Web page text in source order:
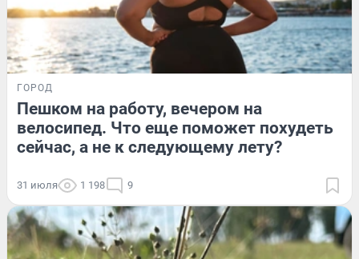
ГОРОД
Пешком на работу, вечером на
велосипед. Что еще поможет похудеть
сейчас, а не к следующему лету?
31 июля 1 198 9